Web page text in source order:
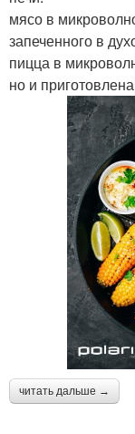
мясо в
запеченного в
пицца в
но и
читать дальше →